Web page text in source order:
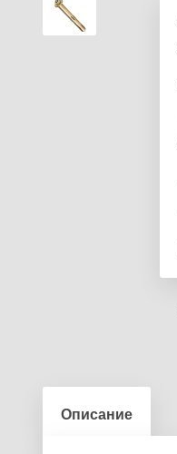
Описание